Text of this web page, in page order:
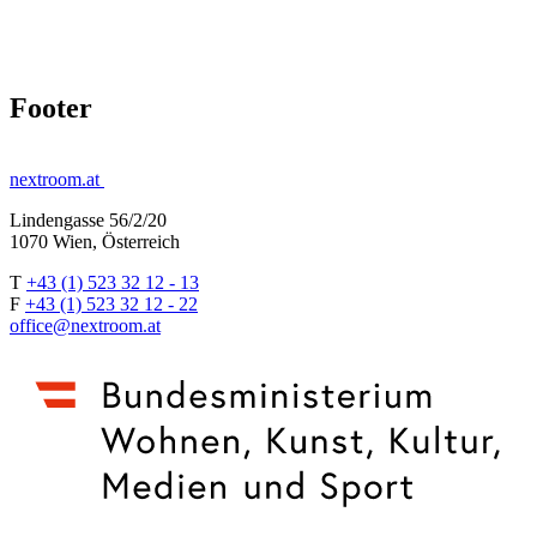
Footer
nextroom.at
Lindengasse 56/2/20
1070 Wien, Österreich
T +43 (1) 523 32 12 - 13
F +43 (1) 523 32 12 - 22
office@nextroom.at